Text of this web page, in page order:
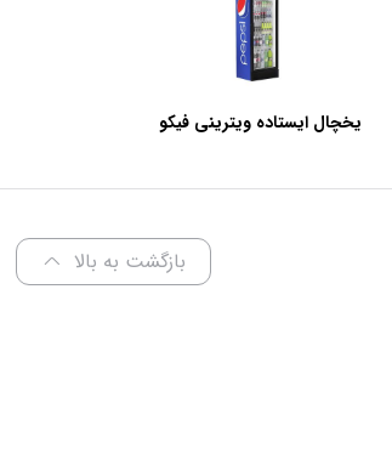
یخچال ایستاده ویترینی فیکو
بازگشت به بالا